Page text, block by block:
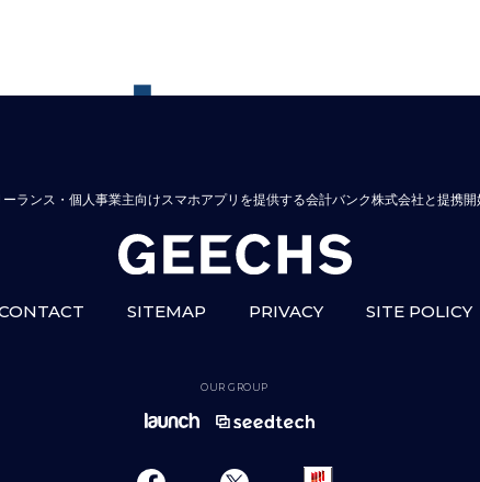
ランス・個人事業主向けスマホアプリを提供する会計バンク株式会社と提携開
SITEMAP PRIVACY SITE POLICY
OUR GROUP